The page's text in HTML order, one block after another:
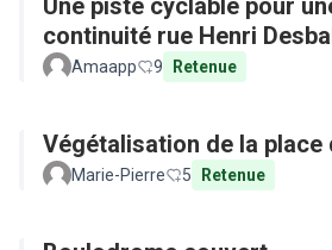
Une piste cyclable pour
continuité rue Henri
Amaapp 9 Retenue
Végétalisation de la place
Marie-Pierre 5 Retenue